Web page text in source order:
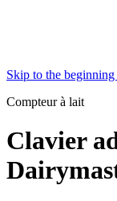
Skip to the
Compteur à lait
Clavier